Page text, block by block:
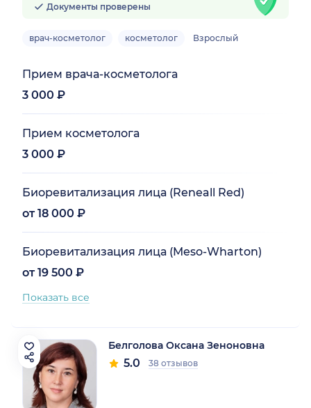
Документы проверены
врач-косметолог косметолог Взрослый
Прием врача-косметолога
3 000 ₽
Прием косметолога
3 000 ₽
Биоревитализация лица (Reneall Red)
от 18 000 ₽
Биоревитализация лица (Meso-Wharton)
от 19 500 ₽
Показать все
Белголова Оксана Зеноновна
5.0 38 отзывов